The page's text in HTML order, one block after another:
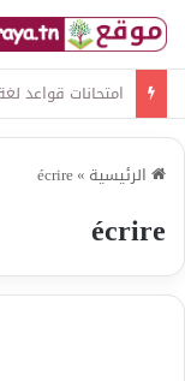
امتحانات قواعد
الرئيسية »
écrire
écrire